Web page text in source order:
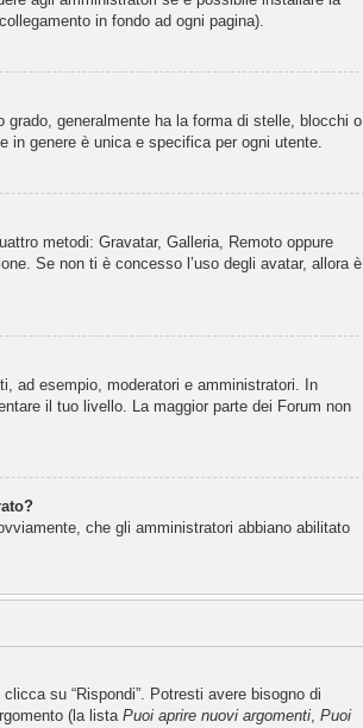
in fondo ad ogni pagina).
generalmente ha la forma di stelle, blocchi o
in genere è unica e specifica per ogni utente.
metodi: Gravatar, Galleria, Remoto oppure
Se non ti è concesso l’uso degli avatar, allora è
ad esempio, moderatori e amministratori. In
il tuo livello. La maggior parte dei Forum non
che gli amministratori abbiano abilitato
su “Rispondi”. Potresti avere bisogno di
(la lista Puoi aprire nuovi argomenti, Puoi